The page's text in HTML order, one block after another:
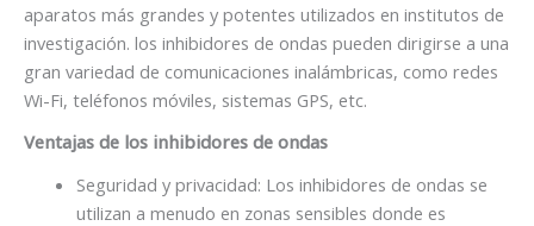
aparatos más grandes y potentes utilizados en institutos de
investigación. los inhibidores de ondas pueden dirigirse a una
gran variedad de comunicaciones inalámbricas, como redes
Wi-Fi, teléfonos móviles, sistemas GPS, etc.
Ventajas de los inhibidores de ondas
Seguridad y privacidad: Los inhibidores de ondas se
utilizan a menudo en zonas sensibles donde es